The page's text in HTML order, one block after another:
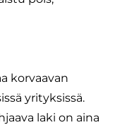
korvaavan
yrityksissä.
laki on aina